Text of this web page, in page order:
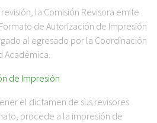
la Comisión Revisora emite
de Autorización de Impresión
al egresado por la Coordinación
Académica.
de Impresión
el dictamen de sus revisores
procede a la impresión de